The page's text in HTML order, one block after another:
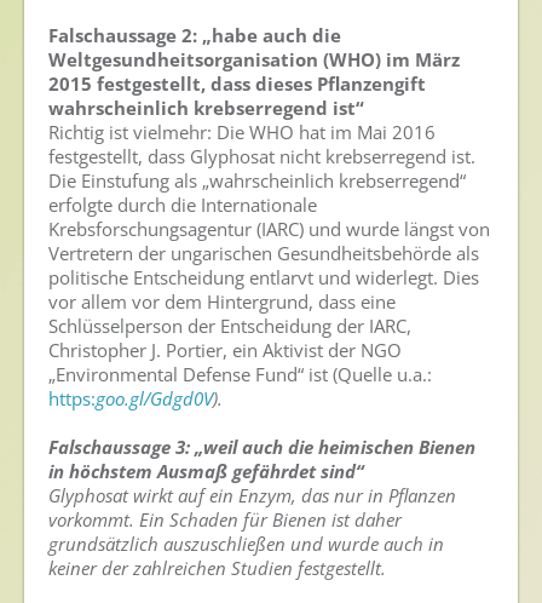
Pressekontakt
Mediathek
News
Videos
Publikationen
Newsletter
Archiv
Falschaussage 2: „habe auch die
Weltgesundheitsorganisation (WHO) im März
2015 festgestellt, dass dieses Pflanzengift
wahrscheinlich krebserregend ist“
Richtig ist vielmehr: Die WHO hat im Mai 2016
festgestellt, dass Glyphosat nicht krebserregend ist.
Die Einstufung als „wahrscheinlich krebserregend“
erfolgte durch die Internationale
Krebsforschungsagentur (IARC) und wurde längst von
Vertretern der ungarischen Gesundheitsbehörde als
politische Entscheidung entlarvt und widerlegt. Dies
vor allem vor dem Hintergrund, dass eine
Schlüsselperson der Entscheidung der IARC,
Christopher J. Portier, ein Aktivist der NGO
„Environmental Defense Fund“ ist (Quelle u.a.:
https:goo.gl/Gdgd0V).
Falschaussage 3: „weil auch die heimischen Bienen
in höchstem Ausmaß gefährdet sind“
Glyphosat wirkt auf ein Enzym, das nur in Pflanzen
vorkommt. Ein Schaden für Bienen ist daher
grundsätzlich auszuschließen und wurde auch in
keiner der zahlreichen Studien festgestellt.